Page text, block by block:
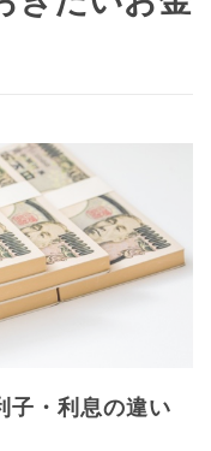
子・利息の違い